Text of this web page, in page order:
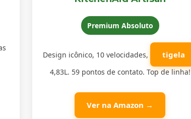
Premium Absoluto
Design icônico, 10 velocidades, tigela
4,83L. 59 pontos de contato. Top de linha!
Ver na Amazon →